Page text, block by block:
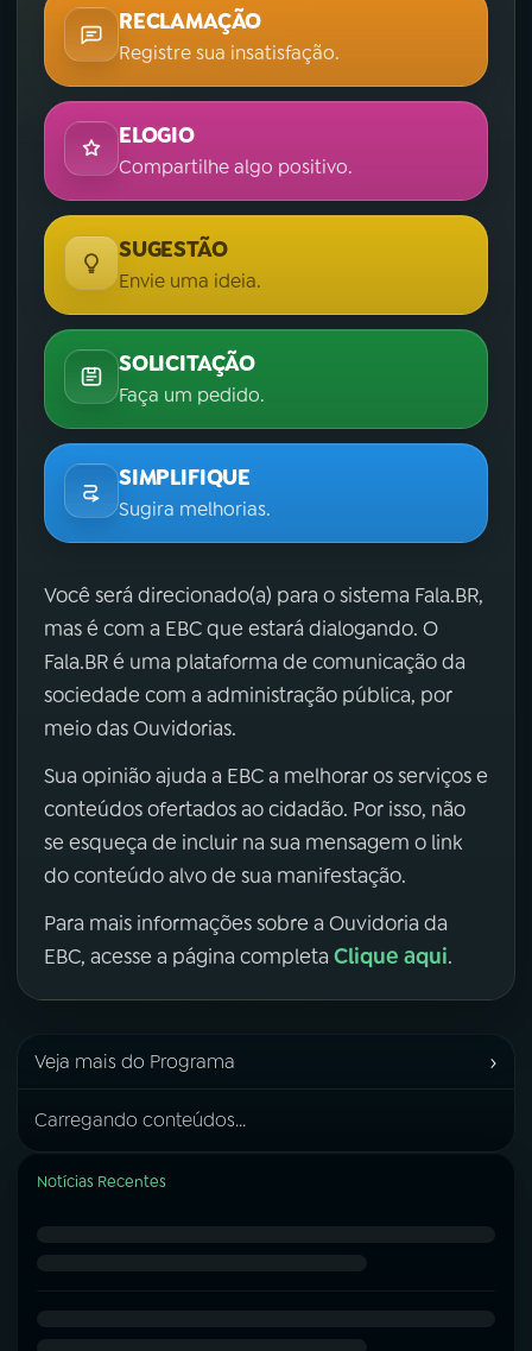
RECLAMAÇÃO
Registre sua insatisfação.
ELOGIO
Compartilhe algo positivo.
SUGESTÃO
Envie uma ideia.
SOLICITAÇÃO
Faça um pedido.
SIMPLIFIQUE
Sugira melhorias.
Você será direcionado(a) para o sistema Fala.BR,
mas é com a EBC que estará dialogando. O
Fala.BR é uma plataforma de comunicação da
sociedade com a administração pública, por
meio das Ouvidorias.
Sua opinião ajuda a EBC a melhorar os serviços e
conteúdos ofertados ao cidadão. Por isso, não
se esqueça de incluir na sua mensagem o link
do conteúdo alvo de sua manifestação.
Para mais informações sobre a Ouvidoria da
EBC, acesse a página completa Clique aqui.
Veja mais do Programa ›
Carregando conteúdos...
Notícias Recentes